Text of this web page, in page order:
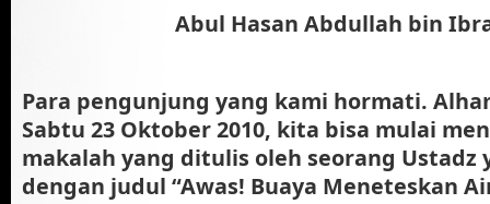
Abul Hasan Abdullah bin
Para pengunjung yang kami hormati.
Sabtu 23 Oktober 2010, kita bisa mulai
makalah yang ditulis oleh seorang Ustadz
dengan judul “Awas! Buaya Meneteskan